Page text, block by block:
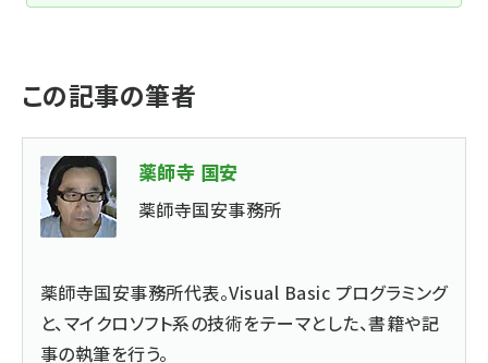
この記事の筆者
薬師寺 国安
薬師寺国安事務所
薬師寺国安事務所代表。Visual Basic プログラミング
と、マイクロソフト系の技術をテーマとした、書籍や記
事の執筆を行う。